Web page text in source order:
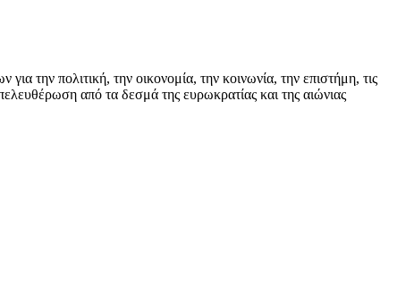
την πολιτική, την οικονομία, την κοινωνία, την επιστήμη, τις
από τα δεσμά της ευρωκρατίας και της αιώνιας